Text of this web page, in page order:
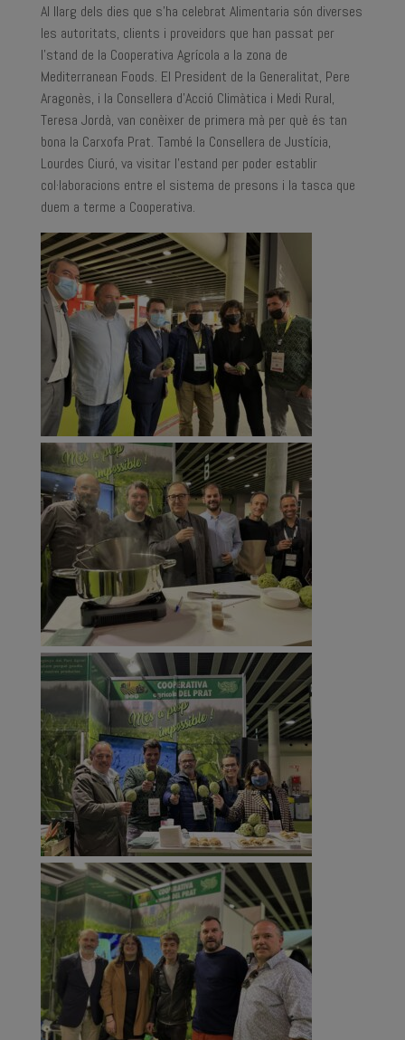
Al llarg dels dies que s’ha celebrat Alimentaria són diverses
les autoritats, clients i proveidors que han passat per
l’stand de la Cooperativa Agrícola a la zona de
Mediterranean Foods. El President de la Generalitat, Pere
Aragonès, i la Consellera d’Acció Climàtica i Medi Rural,
Teresa Jordà, van conèixer de primera mà per què és tan
bona la Carxofa Prat. També la Consellera de Justícia,
Lourdes Ciuró, va visitar l’estand per poder establir
col·laboracions entre el sistema de presons i la tasca que
duem a terme a Cooperativa.